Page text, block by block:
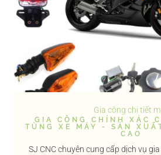
Gia công chi tiết
GIA CÔNG CHÍNH XÁC
TÙNG XE MÁY - SẢN
CAO
SJ CNC chuyên cung cấp dịch vụ